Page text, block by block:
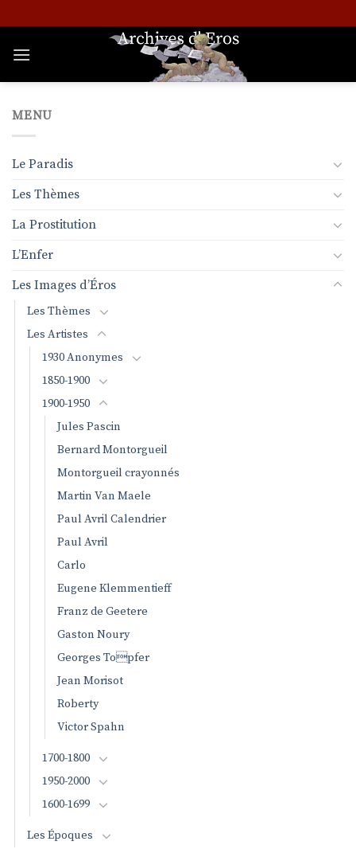
au
contenu
MENU
Le Paradis
Les Thèmes
La Prostitution
L’Enfer
Les Images d’Éros
Les Thèmes
Les Artistes
1930 Anonymes
1850-1900
1900-1950
Jules Pascin
Bernard Montorgueil
Montorgueil crayonnés
Martin Van Maele
Paul Avril Calendrier
Paul Avril
Carlo
Eugene Klemmentieff
Franz de Geetere
Gaston Noury
Georges Topfer
Jean Morisot
Roberty
Victor Spahn
1700-1800
1950-2000
1600-1699
Les Époques